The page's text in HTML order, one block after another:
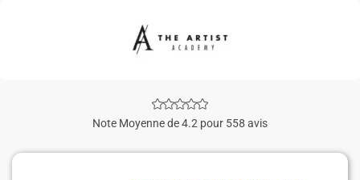
Note Moyenne de 4.2 pour 558 avis